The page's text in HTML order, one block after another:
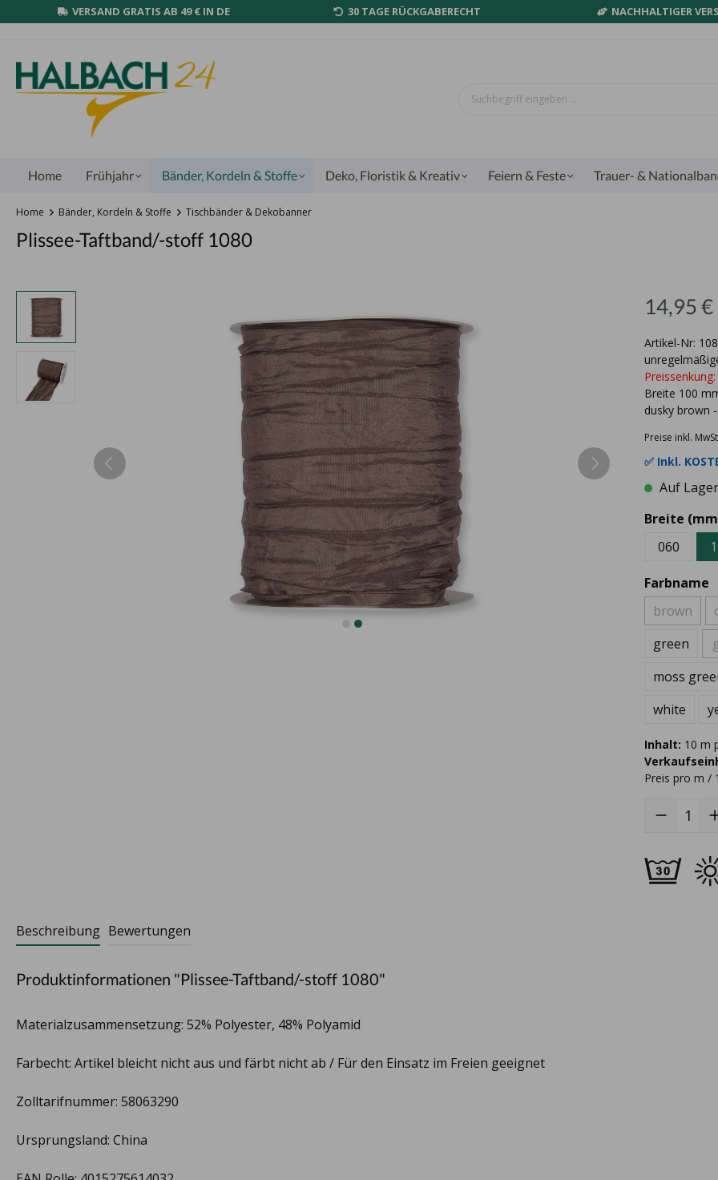
VERSAND GRATIS AB 49 € IN DE 30 TAGE RÜCKGABERECHT NACHHALTIGER
Home Frühjahr Bänder, Kordeln & Stoffe Deko, Floristik & Kreativ Feiern & Feste Trauer- &
Home Bänder, Kordeln & Stoffe Tischbänder & Dekobanner
Plissee-Taftband/-stoff 1080
14,95 €
Artikel-Nr:
Breite 100
dusky brown
Preise inkl.
✅ Inkl.
Auf
Breite
060
Farbname
brown
green
moss
white
Inhalt: 10 m
Preis pro m /
Beschreibung Bewertungen
Produktinformationen "Plissee-Taftband/-stoff 1080"
Materialzusammensetzung: 52% Polyester, 48% Polyamid
Farbecht: Artikel bleicht nicht aus und färbt nicht ab / Für den Einsatz im Freien geeignet
Zolltarifnummer: 58063290
Ursprungsland: China